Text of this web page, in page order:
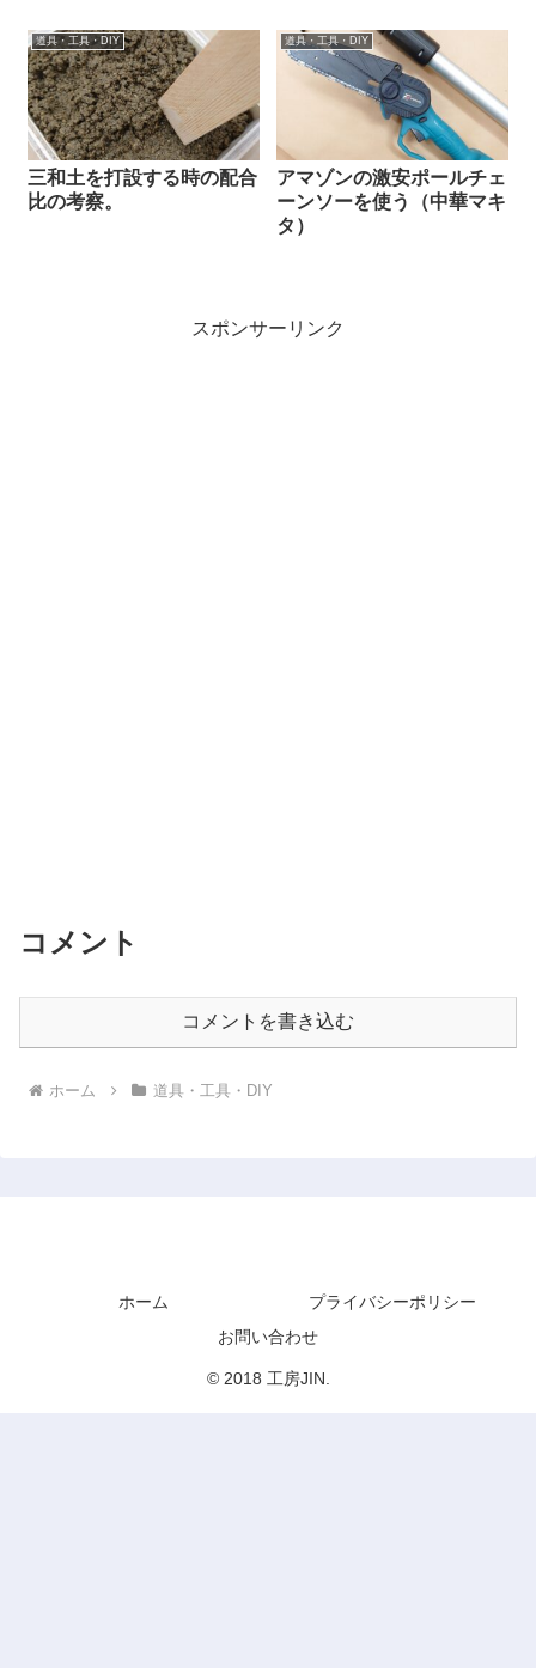
道具・工具・DIY
三和土を打設する時の配合
比の考察。
道具・工具・DIY
アマゾンの激安ポールチェ
ーンソーを使う（中華マキ
タ）
スポンサーリンク
コメント
コメントを書き込む
ホーム 道具・工具・DIY
ホーム
プライバシーポリシー
お問い合わせ
© 2018 工房JIN.